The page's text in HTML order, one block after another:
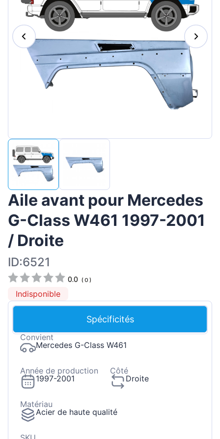
Magyar
Lietuvių
Português
Slovenian
Aile avant pour Mercedes
G-Class W461 1997-2001
/ Droite
ID:6521
0.0 (0 )
Indisponible
Spécificités
Convient
Mercedes G-Class W461
Année de production
1997-2001
Côté
Droite
Matériau
Acier de haute qualité